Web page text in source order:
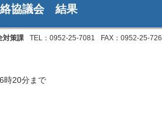
絡協議会 結果
対策課 TEL：0952-25-7081 FAX：0952-25-
時20分まで